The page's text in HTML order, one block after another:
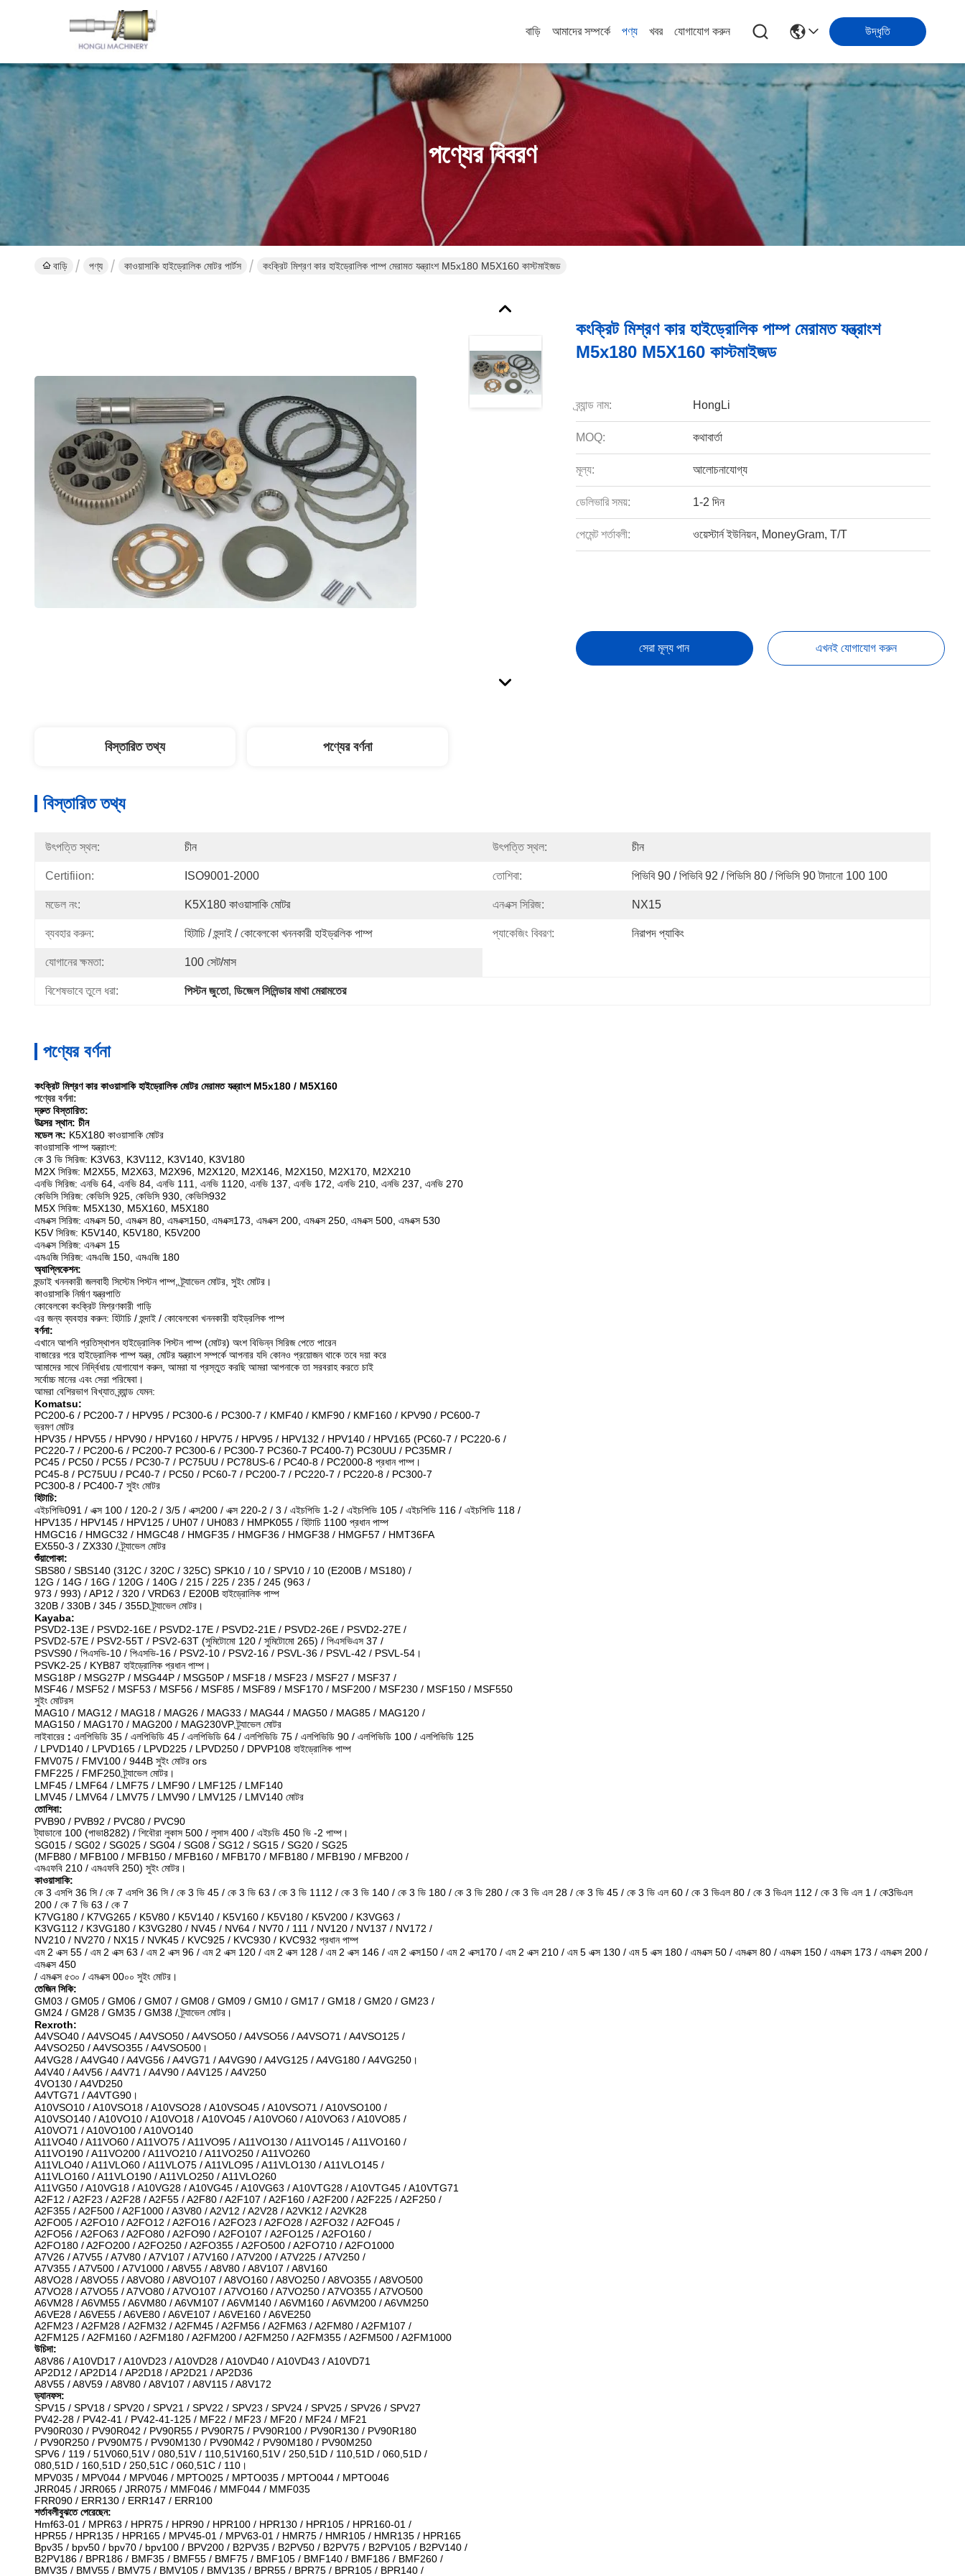
বাড়ি আমাদের সম্পর্কে পণ্য খবর যোগাযোগ করুন উদ্ধৃতি
পণ্যের বিবরণ
বাড়ি পণ্য কাওয়াসাকি হাইড্রোলিক মোটর পার্টস কংক্রিট মিশ্রণ কার হাইড্রোলিক পাম্প মেরামত যন্ত্রাংশ M5x180 M5X160 কাস্টমাইজড
কংক্রিট মিশ্রণ কার হাইড্রোলিক পাম্প মেরামত যন্ত্রাংশ
M5x180 M5X160 কাস্টমাইজড
ব্র্যান্ড নাম: HongLi
MOQ: কথাবার্তা
মূল্য: আলোচনাযোগ্য
ডেলিভারি সময়: 1-2 দিন
পেমেন্ট শর্তাবলী: ওয়েস্টার্ন ইউনিয়ন, MoneyGram, T/T
সেরা মূল্য পান এখনই যোগাযোগ করুন
বিস্তারিত তথ্য পণ্যের বর্ণনা
বিস্তারিত তথ্য
উৎপত্তি স্থল: চীন উৎপত্তি স্থল: চীন
Certifiion: ISO9001-2000 তোশিবা: পিভিবি 90 / পিভিবি 92 / পিভিসি 80 / পিভিসি 90 টাদানো 100 100
মডেল নং: K5X180 কাওয়াসাকি মোটর এনএক্স সিরিজ: NX15
ব্যবহার করুন: হিটাচি / হুন্দাই / কোবেলকো খননকারী হাইড্রলিক পাম্প প্যাকেজিং বিবরণ: নিরাপদ প্যাকিং
যোগানের ক্ষমতা: 100 সেট/মাস
বিশেষভাবে তুলে ধরা: পিস্টন জুতো, ডিজেল সিলিন্ডার মাথা মেরামতের
পণ্যের বর্ণনা
কংক্রিট মিশ্রণ কার কাওয়াসাকি হাইড্রোলিক মোটর মেরামত যন্ত্রাংশ M5x180 / M5X160
পণ্যের বর্ণনা:
দ্রুত বিস্তারিত:
উত্সের স্থান: চীন
মডেল নং: K5X180 কাওয়াসাকি মোটর
কাওয়াসাকি পাম্প যন্ত্রাংশ:
কে 3 ভি সিরিজ: K3V63, K3V112, K3V140, K3V180
M2X সিরিজ: M2X55, M2X63, M2X96, M2X120, M2X146, M2X150, M2X170, M2X210
এনভি সিরিজ: এনভি 64, এনভি 84, এনভি 111, এনভি 1120, এনভি 137, এনভি 172, এনভি 210, এনভি 237, এনভি 270
কেভিসি সিরিজ: কেভিসি 925, কেভিসি 930, কেভিসি932
M5X সিরিজ: M5X130, M5X160, M5X180
এমএক্স সিরিজ: এমএক্স 50, এমএক্স 80, এমএক্স150, এমএক্স173, এমএক্স 200, এমএক্স 250, এমএক্স 500, এমএক্স 530
K5V সিরিজ: K5V140, K5V180, K5V200
এনএক্স সিরিজ: এনএক্স 15
এমএজি সিরিজ: এমএজি 150, এমএজি 180
অ্যাপ্লিকেশন:
হুন্ডাই খননকারী জলবাহী সিস্টেম পিস্টন পাম্প, ট্র্যাভেল মোটর, সুইং মোটর।
কাওয়াসাকি নির্মাণ যন্ত্রপাতি
কোবেলকো কংক্রিট মিশ্রণকারী গাড়ি
এর জন্য ব্যবহার করুন: হিটাচি / হুন্দাই / কোবেলকো খননকারী হাইড্রলিক পাম্প
বর্ণনা:
এখানে আপনি প্রতিস্থাপন হাইড্রোলিক পিস্টন পাম্প (মোটর) অংশ বিভিন্ন সিরিজ পেতে পারেন
বাজারের পরে হাইড্রোলিক পাম্প যন্ত্র, মোটর যন্ত্রাংশ সম্পর্কে আপনার যদি কোনও প্রয়োজন থাকে তবে দয়া করে
আমাদের সাথে নির্দ্বিধায় যোগাযোগ করুন, আমরা যা প্রস্তুত করছি আমরা আপনাকে তা সরবরাহ করতে চাই
সর্বোচ্চ মানের এবং সেরা পরিষেবা।
আমরা বেশিরভাগ বিখ্যাত ব্র্যান্ড যেমন:
Komatsu:
PC200-6 / PC200-7 / HPV95 / PC300-6 / PC300-7 / KMF40 / KMF90 / KMF160 / KPV90 / PC600-7
ভ্রমণ মোটর
HPV35 / HPV55 / HPV90 / HPV160 / HPV75 / HPV95 / HPV132 / HPV140 / HPV165 (PC60-7 / PC220-6 /
PC220-7 / PC200-6 / PC200-7 PC300-6 / PC300-7 PC360-7 PC400-7) PC30UU / PC35MR /
PC45 / PC50 / PC55 / PC30-7 / PC75UU / PC78US-6 / PC40-8 / PC2000-8 প্রধান পাম্প।
PC45-8 / PC75UU / PC40-7 / PC50 / PC60-7 / PC200-7 / PC220-7 / PC220-8 / PC300-7
PC300-8 / PC400-7 সুইং মোটর
হিটাচি:
এইচপিভি091 / এক্স 100 / 120-2 / 3/5 / এক্স200 / এক্স 220-2 / 3 / এইচপিভি 1-2 / এইচপিভি 105 / এইচপিভি 116 / এইচপিভি 118 /
HPV135 / HPV145 / HPV125 / UH07 / UH083 / HMPK055 / হিটাচি 1100 প্রধান পাম্প
HMGC16 / HMGC32 / HMGC48 / HMGF35 / HMGF36 / HMGF38 / HMGF57 / HMT36FA
EX550-3 / ZX330 / ট্র্যাভেল মোটর
শুঁয়াপোকা:
SBS80 / SBS140 (312C / 320C / 325C) SPK10 / 10 / SPV10 / 10 (E200B / MS180) /
12G / 14G / 16G / 120G / 140G / 215 / 225 / 235 / 245 (963 /
973 / 993) / AP12 / 320 / VRD63 / E200B হাইড্রোলিক পাম্প
320B / 330B / 345 / 355D ট্র্যাভেল মোটর।
Kayaba:
PSVD2-13E / PSVD2-16E / PSVD2-17E / PSVD2-21E / PSVD2-26E / PSVD2-27E /
PSVD2-57E / PSV2-55T / PSV2-63T (সুমিটোমো 120 / সুমিটোমো 265) / পিএসভিএস 37 /
PSVS90 / পিএসভি-10 / পিএসভি-16 / PSV2-10 / PSV2-16 / PSVL-36 / PSVL-42 / PSVL-54।
PSVK2-25 / KYB87 হাইড্রোলিক প্রধান পাম্প।
MSG18P / MSG27P / MSG44P / MSG50P / MSF18 / MSF23 / MSF27 / MSF37 /
MSF46 / MSF52 / MSF53 / MSF56 / MSF85 / MSF89 / MSF170 / MSF200 / MSF230 / MSF150 / MSF550
সুইং মোটরস
MAG10 / MAG12 / MAG18 / MAG26 / MAG33 / MAG44 / MAG50 / MAG85 / MAG120 /
MAG150 / MAG170 / MAG200 / MAG230VP ট্র্যাভেল মোটর
লাইবারের : এলপিভিডি 35 / এলপিভিডি 45 / এলপিভিডি 64 / এলপিভিডি 75 / এলপিভিডি 90 / এলপিভিডি 100 / এলপিভিডি 125
/ LPVD140 / LPVD165 / LPVD225 / LPVD250 / DPVP108 হাইড্রোলিক পাম্প
FMV075 / FMV100 / 944B সুইং মোটর ors
FMF225 / FMF250 ট্র্যাভেল মোটর।
LMF45 / LMF64 / LMF75 / LMF90 / LMF125 / LMF140
LMV45 / LMV64 / LMV75 / LMV90 / LMV125 / LMV140 মোটর
তোশিবা:
PVB90 / PVB92 / PVC80 / PVC90
ট্যাডানো 100 (পাভা8282) / শিবৌরা লুকাস 500 / লুসাস 400 / এইচডি 450 ভি -2 পাম্প।
SG015 / SG02 / SG025 / SG04 / SG08 / SG12 / SG15 / SG20 / SG25
(MFB80 / MFB100 / MFB150 / MFB160 / MFB170 / MFB180 / MFB190 / MFB200 /
এমএফবি 210 / এমএফবি 250) সুইং মোটর।
কাওয়াসাকি:
কে 3 এসপি 36 সি / কে 7 এসপি 36 সি / কে 3 ভি 45 / কে 3 ভি 63 / কে 3 ভি 1112 / কে 3 ভি 140 / কে 3 ভি 180 / কে 3 ভি 280 / কে 3 ভি এল 28 / কে 3 ভি 45 / কে 3 ভি এল 60 / কে 3 ভিএল 80 / কে 3 ভিএল 112 / কে 3 ভি এল 1 / কে3ভিএল
200 / কে 7 ভি 63 / কে 7
K7VG180 / K7VG265 / K5V80 / K5V140 / K5V160 / K5V180 / K5V200 / K3VG63 /
K3VG112 / K3VG180 / K3VG280 / NV45 / NV64 / NV70 / 111 / NV120 / NV137 / NV172 /
NV210 / NV270 / NX15 / NVK45 / KVC925 / KVC930 / KVC932 প্রধান পাম্প
এম 2 এক্স 55 / এম 2 এক্স 63 / এম 2 এক্স 96 / এম 2 এক্স 120 / এম 2 এক্স 128 / এম 2 এক্স 146 / এম 2 এক্স150 / এম 2 এক্স170 / এম 2 এক্স 210 / এম 5 এক্স 130 / এম 5 এক্স 180 / এমএক্স 50 / এমএক্স 80 / এমএক্স 150 / এমএক্স 173 / এমএক্স 200 /
এমএক্স 450
/ এমএক্স ৫৩০ / এমএক্স 00০০ সুইং মোটর।
তেজিন সিকি:
GM03 / GM05 / GM06 / GM07 / GM08 / GM09 / GM10 / GM17 / GM18 / GM20 / GM23 /
GM24 / GM28 / GM35 / GM38 / ট্র্যাভেল মোটর।
Rexroth:
A4VSO40 / A4VSO45 / A4VSO50 / A4VSO50 / A4VSO56 / A4VSO71 / A4VSO125 /
A4VSO250 / A4VSO355 / A4VSO500।
A4VG28 / A4VG40 / A4VG56 / A4VG71 / A4VG90 / A4VG125 / A4VG180 / A4VG250।
A4V40 / A4V56 / A4V71 / A4V90 / A4V125 / A4V250
4VO130 / A4VD250
A4VTG71 / A4VTG90।
A10VSO10 / A10VSO18 / A10VSO28 / A10VSO45 / A10VSO71 / A10VSO100 /
A10VSO140 / A10VO10 / A10VO18 / A10VO45 / A10VO60 / A10VO63 / A10VO85 /
A10VO71 / A10VO100 / A10VO140
A11VO40 / A11VO60 / A11VO75 / A11VO95 / A11VO130 / A11VO145 / A11VO160 /
A11VO190 / A11VO200 / A11VO210 / A11VO250 / A11VO260
A11VLO40 / A11VLO60 / A11VLO75 / A11VLO95 / A11VLO130 / A11VLO145 /
A11VLO160 / A11VLO190 / A11VLO250 / A11VLO260
A11VG50 / A10VG18 / A10VG28 / A10VG45 / A10VG63 / A10VTG28 / A10VTG45 / A10VTG71
A2F12 / A2F23 / A2F28 / A2F55 / A2F80 / A2F107 / A2F160 / A2F200 / A2F225 / A2F250 /
A2F355 / A2F500 / A2F1000 / A3V80 / A2V12 / A2V28 / A2VK12 / A2VK28
A2FO05 / A2FO10 / A2FO12 / A2FO16 / A2FO23 / A2FO28 / A2FO32 / A2FO45 /
A2FO56 / A2FO63 / A2FO80 / A2FO90 / A2FO107 / A2FO125 / A2FO160 /
A2FO180 / A2FO200 / A2FO250 / A2FO355 / A2FO500 / A2FO710 / A2FO1000
A7V26 / A7V55 / A7V80 / A7V107 / A7V160 / A7V200 / A7V225 / A7V250 /
A7V355 / A7V500 / A7V1000 / A8V55 / A8V80 / A8V107 / A8V160
A8VO28 / A8VO55 / A8VO80 / A8VO107 / A8VO160 / A8VO250 / A8VO355 / A8VO500
A7VO28 / A7VO55 / A7VO80 / A7VO107 / A7VO160 / A7VO250 / A7VO355 / A7VO500
A6VM28 / A6VM55 / A6VM80 / A6VM107 / A6VM140 / A6VM160 / A6VM200 / A6VM250
A6VE28 / A6VE55 / A6VE80 / A6VE107 / A6VE160 / A6VE250
A2FM23 / A2FM28 / A2FM32 / A2FM45 / A2FM56 / A2FM63 / A2FM80 / A2FM107 /
A2FM125 / A2FM160 / A2FM180 / A2FM200 / A2FM250 / A2FM355 / A2FM500 / A2FM1000
উচিদা:
A8V86 / A10VD17 / A10VD23 / A10VD28 / A10VD40 / A10VD43 / A10VD71
AP2D12 / AP2D14 / AP2D18 / AP2D21 / AP2D36
A8V55 / A8V59 / A8V80 / A8V107 / A8V115 / A8V172
ড্যানফস:
SPV15 / SPV18 / SPV20 / SPV21 / SPV22 / SPV23 / SPV24 / SPV25 / SPV26 / SPV27
PV42-28 / PV42-41 / PV42-41-125 / MF22 / MF23 / MF20 / MF24 / MF21
PV90R030 / PV90R042 / PV90R55 / PV90R75 / PV90R100 / PV90R130 / PV90R180
/ PV90R250 / PV90M75 / PV90M130 / PV90M42 / PV90M180 / PV90M250
SPV6 / 119 / 51V060,51V / 080,51V / 110,51V160,51V / 250,51D / 110,51D / 060,51D /
080,51D / 160,51D / 250,51C / 060,51C / 110।
MPV035 / MPV044 / MPV046 / MPTO025 / MPTO035 / MPTO044 / MPTO046
JRR045 / JRR065 / JRR075 / MMF046 / MMF044 / MMF035
FRR090 / ERR130 / ERR147 / ERR100
শর্তাবলীবুঝতে পেরেছেন:
Hmf63-01 / MPR63 / HPR75 / HPR90 / HPR100 / HPR130 / HPR105 / HPR160-01 /
HPR55 / HPR135 / HPR165 / MPV45-01 / MPV63-01 / HMR75 / HMR105 / HMR135 / HPR165
Bpv35 / bpv50 / bpv70 / bpv100 / BPV200 / B2PV35 / B2PV50 / B2PV75 / B2PV105 / B2PV140 /
B2PV186 / BPR186 / BMF35 / BMF55 / BMF75 / BMF105 / BMF140 / BMF186 / BMF260 /
BMV35 / BMV55 / BMV75 / BMV105 / BMV135 / BPR55 / BPR75 / BPR105 / BPR140 /